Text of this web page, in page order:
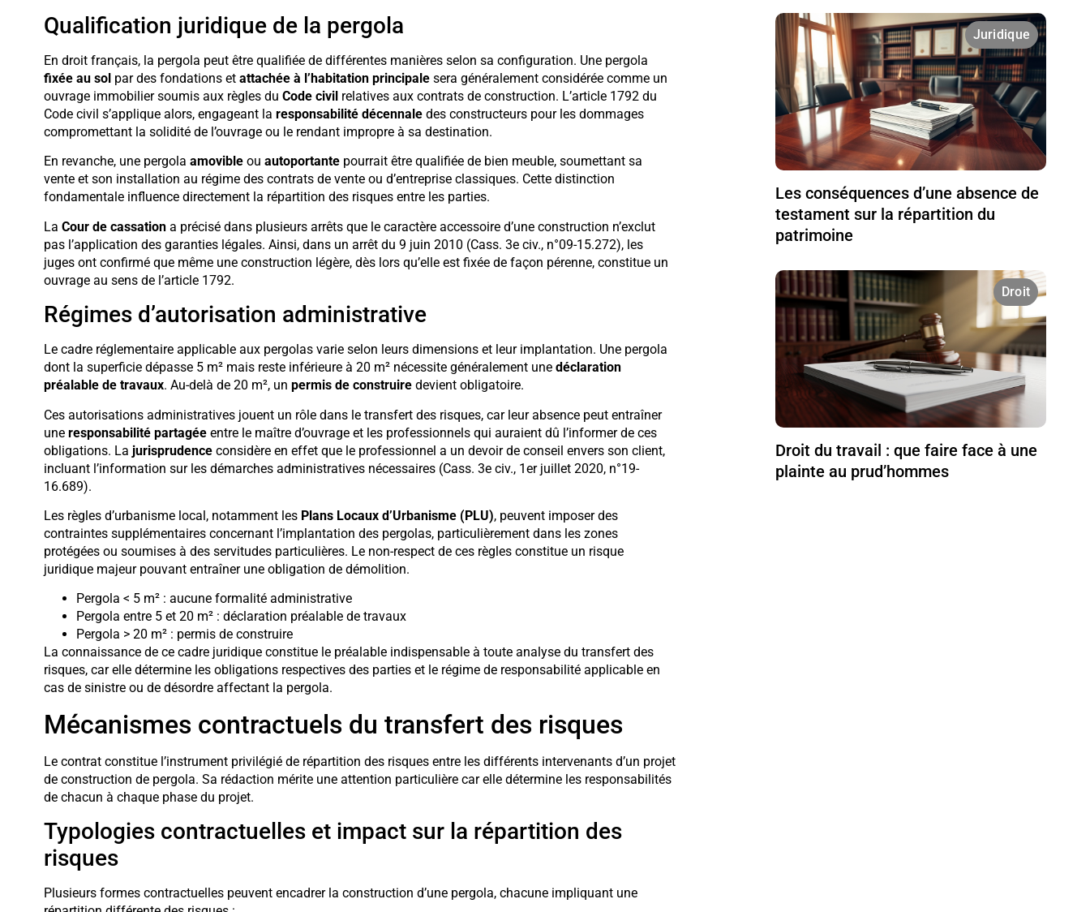
Qualification juridique de la pergola
En droit français, la pergola peut être qualifiée de différentes manières selon sa configuration. Une pergola
fixée au solpar des fondations et attachée à l’habitation principalesera généralement considérée comme un
ouvrage immobilier soumis aux règles du Code civilrelatives aux contrats de construction. L’article 1792 du
Code civil s’applique alors, engageant la responsabilité décennaledes constructeurs pour les dommages
compromettant la solidité de l’ouvrage ou le rendant impropre à sa destination.
En revanche, une pergola amovibleou autoportantepourrait être qualifiée de bien meuble, soumettant sa
vente et son installation au régime des contrats de vente ou d’entreprise classiques. Cette distinction
fondamentale influence directement la répartition des risques entre les parties.
La Cour de cassationa précisé dans plusieurs arrêts que le caractère accessoire d’une construction n’exclut
pas l’application des garanties légales. Ainsi, dans un arrêt du 9 juin 2010 (Cass. 3e civ., n°09-15.272), les
juges ont confirmé que même une construction légère, dès lors qu’elle est fixée de façon pérenne, constitue un
ouvrage au sens de l’article 1792.
Régimes d’autorisation administrative
Le cadre réglementaire applicable aux pergolas varie selon leurs dimensions et leur implantation. Une pergola
dont la superficie dépasse 5 m² mais reste inférieure à 20 m² nécessite généralement une déclaration
préalable de travaux. Au-delà de 20 m², un permis de construiredevient obligatoire.
Ces autorisations administratives jouent un rôle dans le transfert des risques, car leur absence peut entraîner
une responsabilité partagéeentre le maître d’ouvrage et les professionnels qui auraient dû l’informer de ces
obligations. La jurisprudenceconsidère en effet que le professionnel a un devoir de conseil envers son client,
incluant l’information sur les démarches administratives nécessaires (Cass. 3e civ., 1er juillet 2020, n°19-
16.689).
Les règles d’urbanisme local, notamment les Plans Locaux d’Urbanisme (PLU), peuvent imposer des
contraintes supplémentaires concernant l’implantation des pergolas, particulièrement dans les zones
protégées ou soumises à des servitudes particulières. Le non-respect de ces règles constitue un risque
juridique majeur pouvant entraîner une obligation de démolition.
Pergola < 5 m² : aucune formalité administrative
Pergola entre 5 et 20 m² : déclaration préalable de travaux
Pergola > 20 m² : permis de construire
La connaissance de ce cadre juridique constitue le préalable indispensable à toute analyse du transfert des
risques, car elle détermine les obligations respectives des parties et le régime de responsabilité applicable en
cas de sinistre ou de désordre affectant la pergola.
Mécanismes contractuels du transfert des risques
Le contrat constitue l’instrument privilégié de répartition des risques entre les différents intervenants d’un projet
de construction de pergola. Sa rédaction mérite une attention particulière car elle détermine les responsabilités
de chacun à chaque phase du projet.
Typologies contractuelles et impact sur la répartition des
risques
Plusieurs formes contractuelles peuvent encadrer la construction d’une pergola, chacune impliquant une
Juridique
Les conséquences d’une absence de
testament sur la répartition du
patrimoine
Droit
Droit du travail : que faire face à une
plainte au prud’hommes